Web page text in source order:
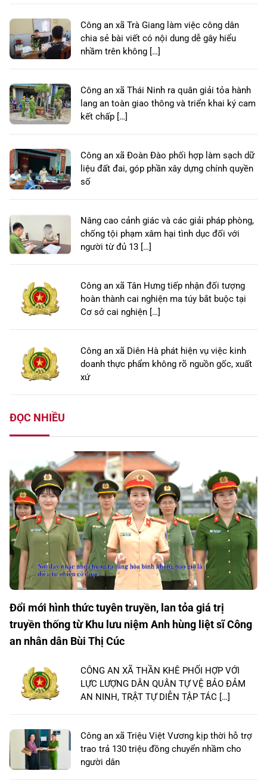
Công an xã Trà Giang làm việc công dân
chia sẻ bài viết có nội dung dễ gây hiểu
nhầm trên không […]
Công an xã Thái Ninh ra quân giải tỏa hành
lang an toàn giao thông và triển khai ký cam
kết chấp […]
Công an xã Đoàn Đào phối hợp làm sạch dữ
liệu đất đai, góp phần xây dựng chính quyền
số
Nâng cao cảnh giác và các giải pháp phòng,
chống tội phạm xâm hại tình dục đối với
người từ đủ 13 […]
Công an xã Tân Hưng tiếp nhận đối tượng
hoàn thành cai nghiện ma túy bắt buộc tại
Cơ sở cai nghiện […]
Công an xã Diên Hà phát hiện vụ việc kinh
doanh thực phẩm không rõ nguồn gốc, xuất
xứ
ĐỌC NHIỀU
Đổi mới hình thức tuyên truyền, lan tỏa giá trị
truyền thống từ Khu lưu niệm Anh hùng liệt sĩ Công
an nhân dân Bùi Thị Cúc
CÔNG AN XÃ THẦN KHÊ PHỐI HỢP VỚI
LỰC LƯỢNG DÂN QUÂN TỰ VỆ BẢO ĐẢM
AN NINH, TRẬT TỰ DIỄN TẬP TÁC […]
Công an xã Triệu Việt Vương kịp thời hỗ trợ
trao trả 130 triệu đồng chuyển nhầm cho
người dân